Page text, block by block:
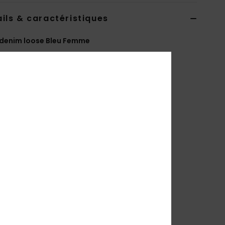
& caractéristiques
loose Bleu Femme